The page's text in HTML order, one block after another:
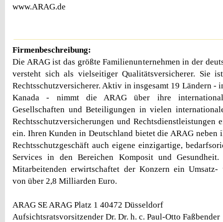
www.ARAG.de
Firmenbeschreibung:
Die ARAG ist das größte Familienunternehmen in der
versteht sich als vielseitiger Qualitätsversicherer. Sie
Rechtsschutzversicherer. Aktiv in insgesamt 19 Ländern -
Kanada - nimmt die ARAG über ihre
Gesellschaften und Beteiligungen in vielen
Rechtsschutzversicherungen und Rechtsdienstleistungen
ein. Ihren Kunden in Deutschland bietet die ARAG neben
Rechtsschutzgeschäft auch eigene einzigartige,
Services in den Bereichen Komposit und
Mitarbeitenden erwirtschaftet der Konzern ein Umsatz-
von über 2,8 Milliarden Euro.
ARAG SE ARAG Platz 1 40472 Düsseldorf
Aufsichtsratsvorsitzender Dr. Dr. h. c. Paul-Otto Faßbender